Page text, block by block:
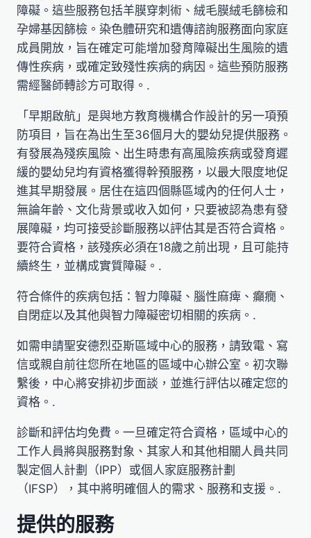
障礙。這些服務包括羊膜穿刺術、絨毛膜絨毛篩檢和
孕婦基因篩檢。染色體研究和遺傳諮詢服務面向家庭
成員開放，旨在確定可能增加發育障礙出生風險的遺
傳性疾病，或確定致殘性疾病的病因。這些預防服務
需經醫師轉診方可取得。.
「早期啟航」是與地方教育機構合作設計的另一項預
防項目，旨在為出生至36個月大的嬰幼兒提供服務。
有發展為殘疾風險、出生時患有高風險疾病或發育遲
緩的嬰幼兒均有資格獲得幹預服務，以最大限度地促
進其早期發展。居住在這四個縣區域內的任何人士，
無論年齡、文化背景或收入如何，只要被認為患有發
展障礙，均可接受診斷服務以評估其是否符合資格。
要符合資格，該殘疾必須在18歲之前出現，且可能持
續終生，並構成實質障礙。.
符合條件的疾病包括：智力障礙、腦性麻痺、癲癇、
自閉症以及其他與智力障礙密切相關的疾病。.
如需申請聖安德烈亞斯區域中心的服務，請致電、寫
信或親自前往您所在地區的區域中心辦公室。初次聯
繫後，中心將安排初步面談，並進行評估以確定您的
資格。.
診斷和評估均免費。一旦確定符合資格，區域中心的
工作人員將與服務對象、其家人和其他相關人員共同
製定個人計劃（IPP）或個人家庭服務計劃
（IFSP），其中將明確個人的需求、服務和支援。.
提供的服務